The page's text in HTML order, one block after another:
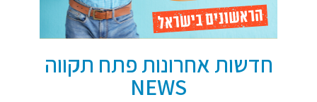
חדשות אחרונות פתח תקווה
NEWS